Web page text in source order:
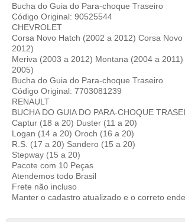
Bucha do Guia do Para-choque Traseiro
Código Original: 90525544
CHEVROLET
Corsa Novo Hatch (2002 a 2012) Corsa
2012)
Meriva (2003 a 2012) Montana (2004 a
2005)
Bucha do Guia do Para-choque Traseiro
Código Original: 7703081239
RENAULT
BUCHA DO GUIA DO PARA-CHOQUE
Captur (18 a 20) Duster (11 a 20)
Logan (14 a 20) Oroch (16 a 20)
R.S. (17 a 20) Sandero (15 a 20)
Stepway (15 a 20)
Pacote com 10 Peças
Atendemos todo Brasil
Frete não incluso
Manter o cadastro atualizado e o correto